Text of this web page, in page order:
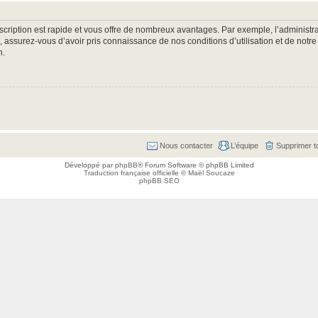
est rapide et vous offre de nombreux avantages. Par exemple,
vous d’avoir pris connaissance de nos conditions d’utilisation et de
Supprimer
L’équipe
Nous contacter
Développé parphpBB® Forum Software © phpBB Limited
Traduction française officielle ©Maël Soucaze
phpBB SEO